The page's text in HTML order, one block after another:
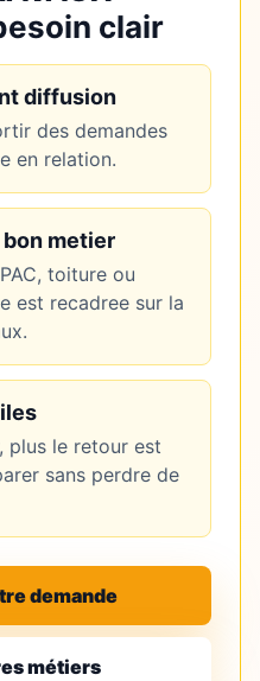
clair
diffusion
des demandes
en relation.
bon metier
toiture ou
est recadree sur la
plus le retour est
sans perdre de
demande
métiers